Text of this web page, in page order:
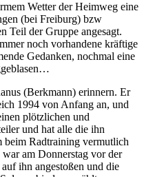
Wetter der Heimweg eine
(bei Freiburg) bzw
Teil der Gruppe angesagt.
noch vorhandene kräftige
Gedanken, nochmal eine
(Berkmann) erinnern. Er
1994 von Anfang an, und
plötzlichen und
und hat alle die ihn
beim Radtraining vermutlich
am Donnerstag vor der
ihn angestoßen und die